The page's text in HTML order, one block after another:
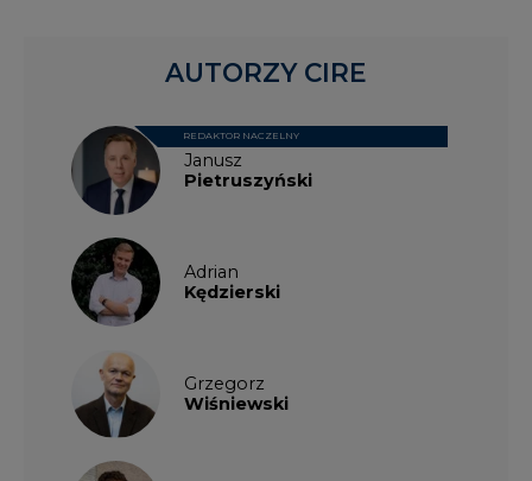
Janusz
Pietruszyński
REDAKTOR NACZELNY
Adrian
Kędzierski
Grzegorz
Wiśniewski
AUTORZY CIRE